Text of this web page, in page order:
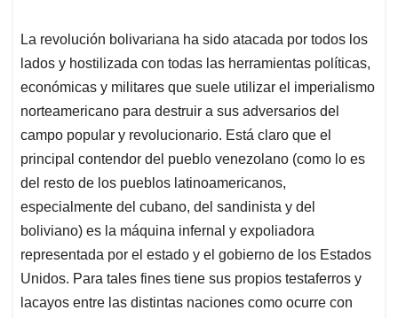
La revolución bolivariana ha sido atacada por todos los
lados y hostilizada con todas las herramientas políticas,
económicas y militares que suele utilizar el imperialismo
norteamericano para destruir a sus adversarios del
campo popular y revolucionario. Está claro que el
principal contendor del pueblo venezolano (como lo es
del resto de los pueblos latinoamericanos,
especialmente del cubano, del sandinista y del
boliviano) es la máquina infernal y expoliadora
representada por el estado y el gobierno de los Estados
Unidos. Para tales fines tiene sus propios testaferros y
lacayos entre las distintas naciones como ocurre con